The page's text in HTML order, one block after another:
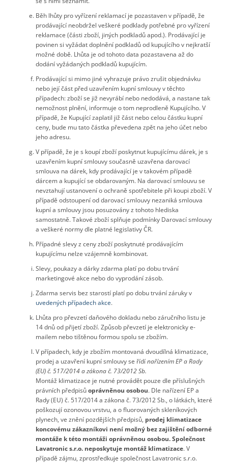
Běh lhůty pro vyřízení reklamací je pozastaven v případě, že
prodávající neobdržel veškeré podklady potřebné pro vyřízení
reklamace (části zboží, jiných podkladů apod.). Prodávající je
povinen si vyžádat doplnění podkladů od kupujícího v nejkratší
možné době. Lhůta je od tohoto data pozastavena až do
dodání vyžádaných podkladů kupujícím.
Prodávající si mimo jiné vyhrazuje právo zrušit objednávku
nebo její část před uzavřením kupní smlouvy v těchto
případech: zboží se již nevyrábí nebo nedodává, a nastane tak
nemožnost plnění, informuje o tom neprodleně Kupujícího. V
případě, že Kupující zaplatil již část nebo celou částku kupní
ceny, bude mu tato částka převedena zpět na jeho účet nebo
jeho adresu.
V případě, že je s koupí zboží poskytnut kupujícímu dárek, je s
uzavřením kupní smlouvy současně uzavřena darovací
smlouva na dárek, kdy prodávající je v takovém případě
dárcem a kupující se obdarovaným. Na darovací smlouvu se
nevztahují ustanovení o ochraně spotřebitele při koupi zboží. V
případě odstoupení od darovací smlouvy nezaniká smlouva
kupní a smlouvy jsou posuzovány z tohoto hlediska
samostatně. Takové zboží splňuje podmínky Darovací smlouvy
a veškeré normy dle platné legislativy ČR.
Případné slevy z ceny zboží poskytnuté prodávajícím
kupujícímu nelze vzájemně kombinovat.
Slevy, poukazy a dárky zdarma platí po dobu trvání
marketingové akce nebo do vyprodání zásob.
Zdarma servis bez starostí platí po dobu trvání záruky v
uvedených případech akce.
Lhůta pro převzetí daňového dokladu nebo záručního listu je
14 dnů od přijetí zboží. Způsob převzetí je elektronicky e-
mailem nebo tištěnou formou spolu se zbožím.
V případech, kdy je zbožím montovaná dvoudílná klimatizace,
prodej a uzavření kupní smlouvy se řídínařízením EP a Rady
(EU) č. 517/2014 a zákona č. 73/2012 Sb.
Montáž klimatizace je nutné provádět pouze dle příslušných
právních předpisůoprávněnou osobou. Dle nařízení EP a
Rady (EU) č. 517/2014 a zákona č. 73/2012 Sb., o látkách, které
poškozují ozonovou vrstvu, a o fluorovaných skleníkových
plynech, ve znění pozdějších předpisů, prodej klimatizace
koncovému zákazníkovi není možný bez zajištění odborné
montáže k této montáži oprávněnou osobou.Společnost
Lavatronic s.r.o. neposkytuje montáž klimatizace. V
případě zájmu, zprostředkuje společnost Lavatronic s.r.o.